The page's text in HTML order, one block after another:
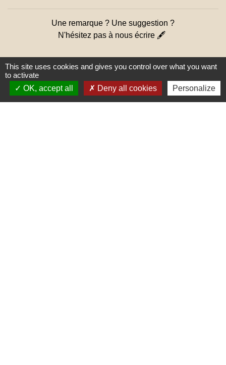
Une remarque ? Une suggestion ?
N'hésitez pas à nous écrire 🖋
This site uses cookies and gives you control over what you want
to activate
OK, accept all
Deny all cookies Personalize